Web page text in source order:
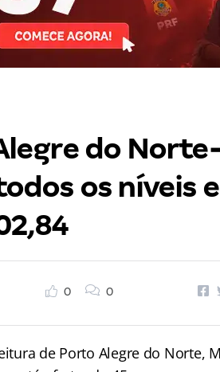
do
os níveis e
0 0
de Porto Alegre do Norte,